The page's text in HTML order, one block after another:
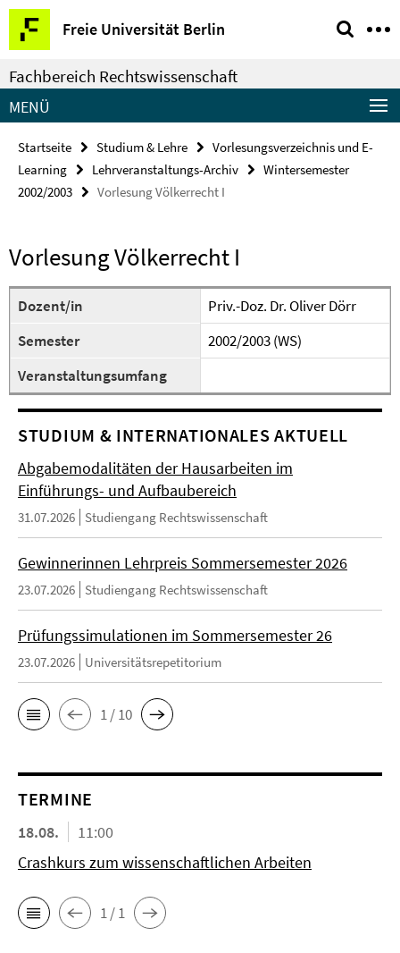
Springe
direkt
zu
Inhalt
Freie Universität Berlin
Service-
Navigation
Fachbereich Rechtswissenschaft
MENÜ
Startseite Studium & Lehre
Vorlesungsverzeichnis und E-
Learning
Lehrveranstaltungs-Archiv
Wintersemester
2002/2003
Vorlesung Völkerrecht I
Vorlesung Völkerrecht I
Dozent/in
Priv.-Doz. Dr. Oliver Dörr
Semester
2002/2003 (WS)
Veranstaltungsumfang
STUDIUM & INTERNATIONALES AKTUELL
Abgabemodalitäten der Hausarbeiten im
Einführungs- und Aufbaubereich
31.07.2026 Studiengang Rechtswissenschaft
Gewinnerinnen Lehrpreis Sommersemester 2026
23.07.2026 Studiengang Rechtswissenschaft
Prüfungssimulationen im Sommersemester 26
23.07.2026 Universitätsrepetitorium
1 / 10
TERMINE
18.08.
11:00
Crashkurs zum wissenschaftlichen Arbeiten
1 / 1